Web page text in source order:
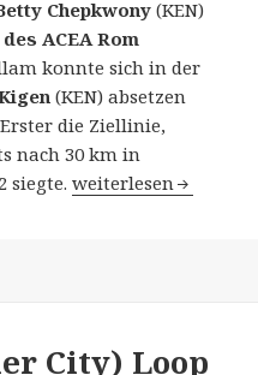
Chepkwony (KEN)
ACEA Rom
konnte sich in der
(KEN) absetzen
die Ziellinie,
nach 30 km in
siegte.28. ACEA Maratona
weiterlesen
City) Loop